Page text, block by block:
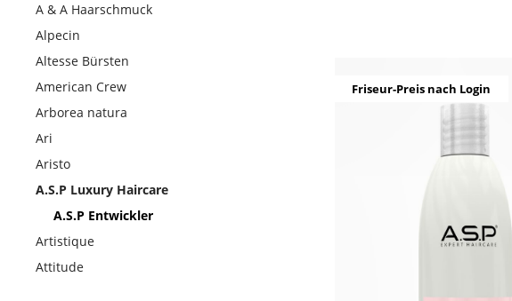
A & A Haarschmuck
Alpecin
Altesse Bürsten
American Crew
Arborea natura
Ari
Aristo
A.S.P Luxury Haircare
A.S.P Entwickler
Artistique
Attitude
Friseur-Preis nach Login